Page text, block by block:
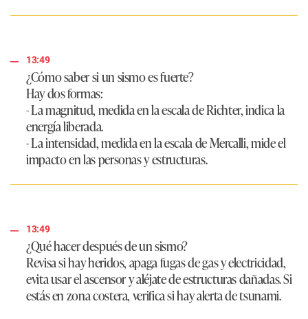
13:49
¿Cómo saber si un sismo es fuerte?
Hay dos formas:
- La magnitud,medida en la escala de Richter, indica la
energía liberada.
- La intensidad,medida en la escala de Mercalli, mide el
impacto en las personas y estructuras.
13:49
¿Qué hacer después de un sismo?
Revisa si hay heridos, apaga fugas de gas y electricidad,
evita usar el ascensor y aléjate de estructuras dañadas. Si
estás en zona costera, verifica si hay alerta de tsunami.